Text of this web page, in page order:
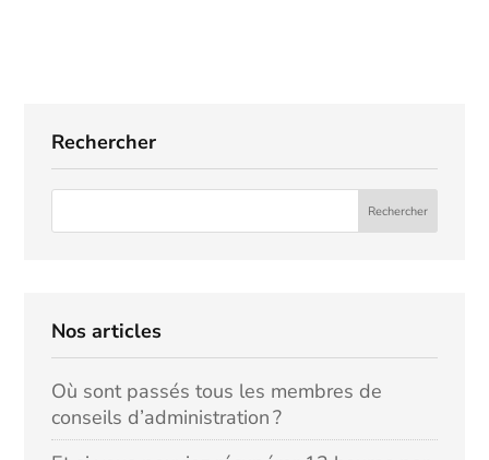
Rechercher
Nos articles
Où sont passés tous les membres de
conseils d’administration ?